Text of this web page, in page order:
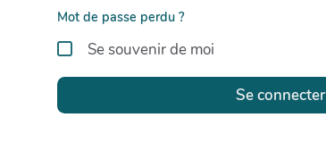
Mot de passe perdu ?
Se souvenir de moi
Se connecter